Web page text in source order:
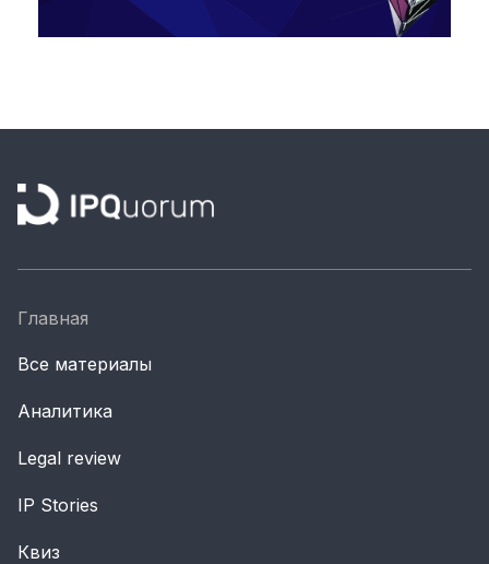
Материалы партнеров
Artists / Художники.РФ
n'RIS
Смотрите нас в соцсетях и мессенджерах
Главная
Все материалы
Аналитика
Legal review
IP Stories
Квиз